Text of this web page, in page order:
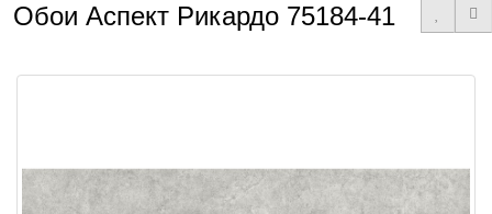
Обои Аспект Рикардо 75184-41